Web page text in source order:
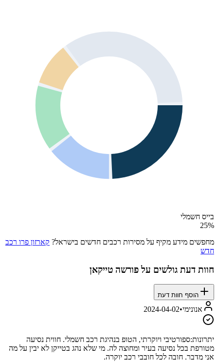
בייס חשמלי
25%
מחפשים מידע מקיף על מסירות רכבים חדשים בישראל? קארזון פרו רכב
חדש
חוות דעת גולשים עלפורשה טייקאן
הוסף חוות דעת
אנונימי•
2024-04-02
יתרונות:ספורטיבי ויוקרתי, הטופ בנהיגת רכב חשמלי. חווית נסיעה
מטורפת בכל נסיעה בעיר ומחוצה לה. מי שלא נהג בטייקן לא יבין על מה
אני מדבר. חובה לכל חובבי רכב יוקרה.